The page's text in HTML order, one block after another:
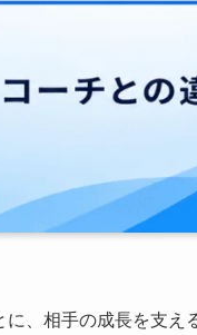
、相手の成長を支え